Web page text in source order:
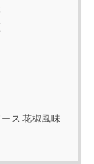
ス 花椒風味